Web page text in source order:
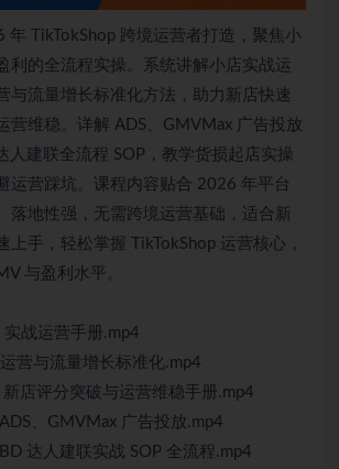
年 TikTokShop 跨境运营者打造，聚焦小
利的全流程实操。系统讲解小店实战运
与流量增长标准化方法，助力新店快速
营维稳。详解 ADS、GMVMax 广告投放
人建联全流程 SOP，教学货损起店实操
运营踩坑。课程内容贴合 2026 年平台
落地性强，无需跨境运营基础，适合新
上手，轻松掌握 TikTokShop 运营核心，
与盈利水平。
实战运营手册.mp4
营与流量增长标准化.mp4
新店评分突破与运营维稳手册.mp4
、GMVMax 广告投放.mp4
达人建联实战 SOP 全流程.mp4